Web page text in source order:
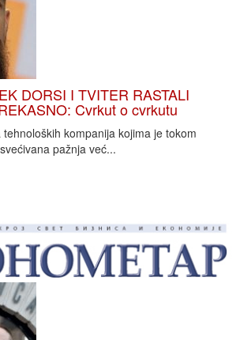
DORSI I TVITER RASTALI
Cvrkut o cvrkutu
kompanija kojima je tokom
pažnja već...